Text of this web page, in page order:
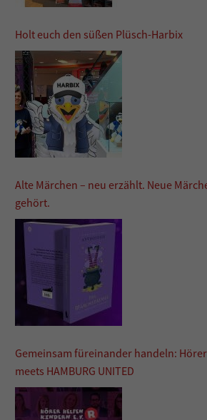
Holt euch den süßen Plüsch-Harbix
Alte Märchen – neu erzählt. Neue
gehört.
Gemeinsam füreinander handeln:
meets HAMBURG UNITED